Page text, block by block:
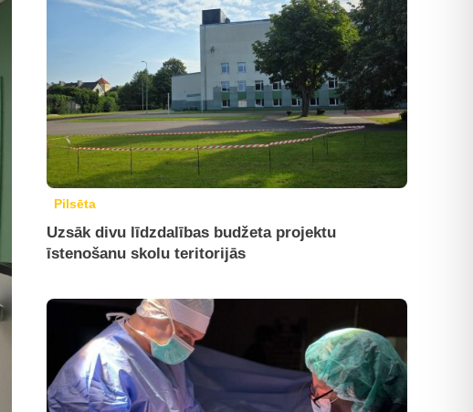
Pilsēta
Uzsāk divu līdzdalības budžeta projektu
īstenošanu skolu teritorijās